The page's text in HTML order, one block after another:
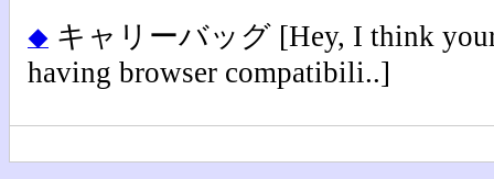
◆ キャリーバッグ [Hey, I think
having browser compatibili..]